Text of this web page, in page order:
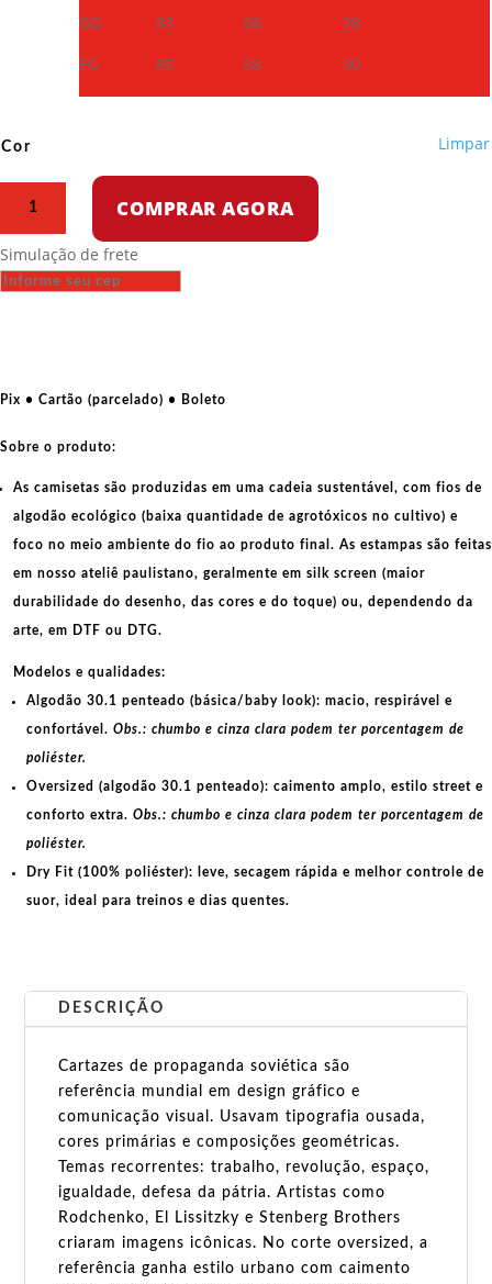
GG 83 66
28
EG
85 68 30
Cor Limpar
Trabalhadores
e
a
de
quantidade
COMPRAR AGORA
Simulação de frete
Pix • Cartão (parcelado) • Boleto
Sobre o produto:
As camisetas são produzidas em uma cadeia sustentável, com fios de
algodão ecológico (baixa quantidade de agrotóxicos no cultivo) e
foco no meio ambiente do fio ao produto final. As estampas são feitas
em nosso ateliê paulistano, geralmente em silk screen (maior
durabilidade do desenho, das cores e do toque) ou, dependendo da
arte, em DTF ou DTG.
Modelos e qualidades:
Algodão 30.1 penteado (básica/baby look): macio, respirável e
confortável. Obs.: chumbo e cinza clara podem ter porcentagem de
poliéster.
Oversized (algodão 30.1 penteado): caimento amplo, estilo street e
conforto extra. Obs.: chumbo e cinza clara podem ter porcentagem de
poliéster.
Dry Fit (100% poliéster): leve, secagem rápida e melhor controle de
suor, ideal para treinos e dias quentes.
DESCRIÇÃO
Cartazes de propaganda soviética são
referência mundial em design gráfico e
comunicação visual. Usavam tipografia ousada,
cores primárias e composições geométricas.
Temas recorrentes: trabalho, revolução, espaço,
igualdade, defesa da pátria. Artistas como
Rodchenko, El Lissitzky e Stenberg Brothers
criaram imagens icônicas. No corte oversized, a
referência ganha estilo urbano com caimento